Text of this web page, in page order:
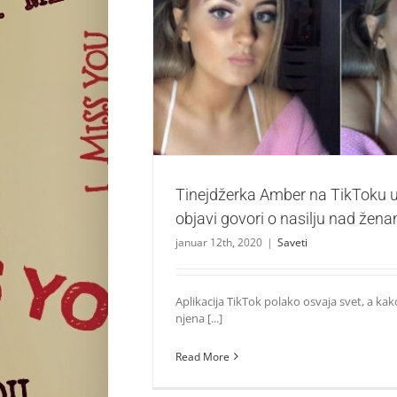
Tinejdžerka Amber na TikToku u svojoj
nasilju nad ženama
Saveti
Tinejdžerka Amber na TikToku
objavi govori o nasilju nad
januar 12th, 2020 | Saveti
Aplikacija TikTok polako osvaja svet, a
njena [...]
Read More